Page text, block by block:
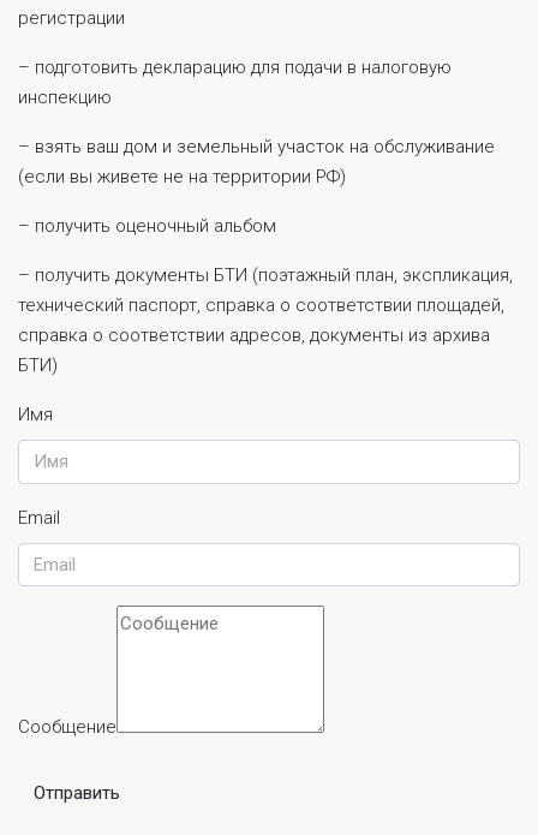
регистрации
– подготовить декларацию для подачи в налоговую
инспекцию
– взять ваш дом и земельный участок на обслуживание
(если вы живете не на территории РФ)
– получить оценочный альбом
– получить документы БТИ (поэтажный план, экспликация,
технический паспорт, справка о соответствии площадей,
справка о соответствии адресов, документы из архива
БТИ)
Имя
Email
Сообщение
Отправить